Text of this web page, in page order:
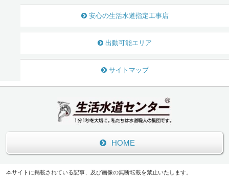
安心の生活水道指定工事店
出動可能エリア
サイトマップ
HOME
本サイトに掲載されている記事、及び画像の無断転載を禁止いたします。